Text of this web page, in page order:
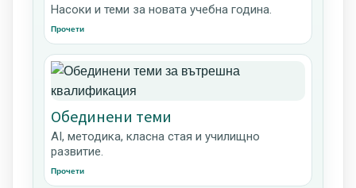
Насоки и теми за новата учебна година.
Прочети
Обединени теми
AI, методика, класна стая и училищно
развитие.
Прочети